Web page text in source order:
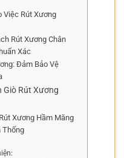
Việc Rút Xương
Rút Xương Chân
Xác
Đảm Bảo Vệ
Giò Rút Xương
Xương Hầm Măng
Thống